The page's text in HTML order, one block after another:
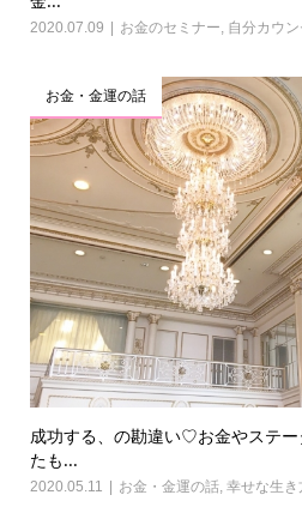
2020.07.09 お金のセミナー 自分カウ
お金・金運の話
成功する、の勘違い♡お金やステ
たも...
2020.05.11 お金・金運の話, 幸せな生き